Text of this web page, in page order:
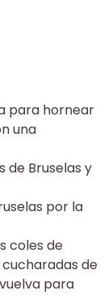
para hornear
una
de Bruselas y
por la
coles de
de
para